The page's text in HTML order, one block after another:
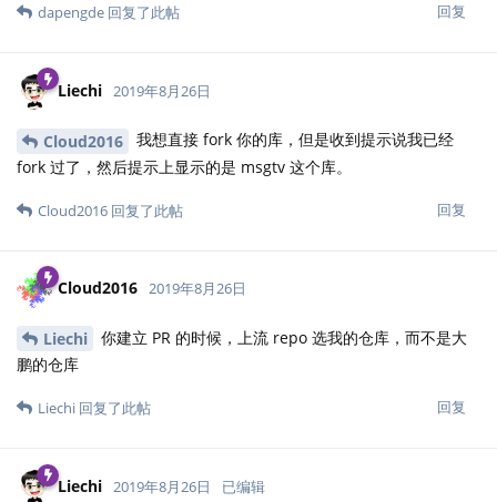
回复
dapengde 回复了此帖
Liechi 2019年8月26日
Cloud2016
我想直接 fork 你的库，但是收到提示说我已经
fork 过了，然后提示上显示的是 msgtv 这个库。
回复
Cloud2016 回复了此帖
Cloud2016 2019年8月26日
Liechi
你建立 PR 的时候，上流 repo 选我的仓库，而不是大
鹏的仓库
回复
Liechi 回复了此帖
Liechi 2019年8月26日 已编辑